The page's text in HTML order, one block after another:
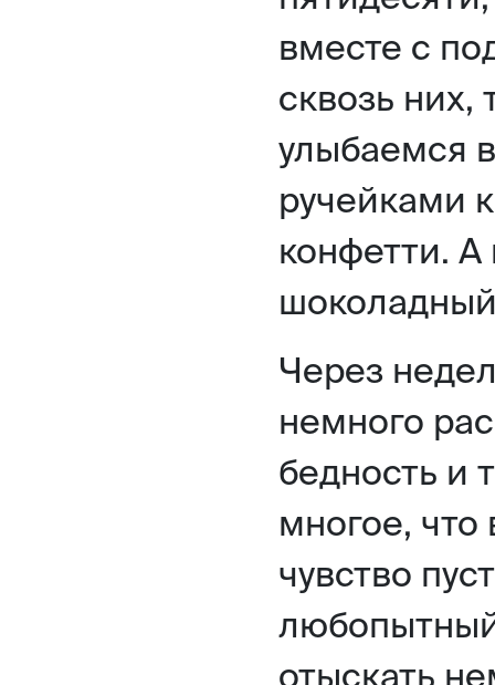
вместе с
сквозь них,
улыбаемся
ручейками
конфетти. А
Через
немного
бедность и
многое, что
чувство
отыскать